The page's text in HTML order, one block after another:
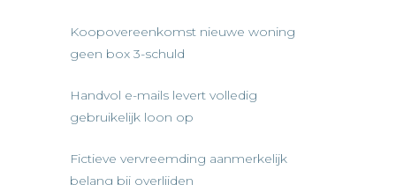
Koopovereenkomst nieuwe woning
geen box 3-schuld
Handvol e-mails levert volledig
gebruikelijk loon op
Fictieve vervreemding aanmerkelijk
belang bij overlijden